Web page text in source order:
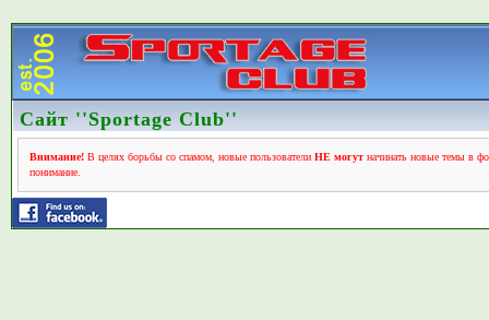
Сайт ''Sportage Club''
Внимание!В целях борьбы со спамом, новые пользователи НЕ могутначинать новые темы в
понимание.